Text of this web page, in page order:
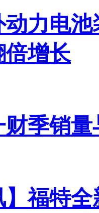
力电
倍增长
季销
】福特